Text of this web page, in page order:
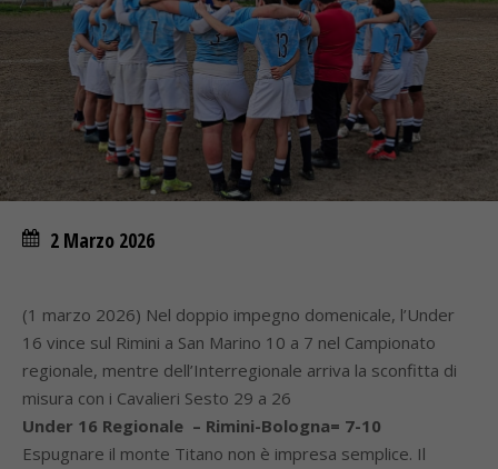
2 Marzo 2026
(1 marzo 2026) Nel doppio impegno domenicale, l’Under
16 vince sul Rimini a San Marino 10 a 7 nel Campionato
regionale, mentre dell’Interregionale arriva la sconfitta di
misura con i Cavalieri Sesto 29 a 26
Under 16 Regionale – Rimini-Bologna= 7-10
Espugnare il monte Titano non è impresa semplice. Il